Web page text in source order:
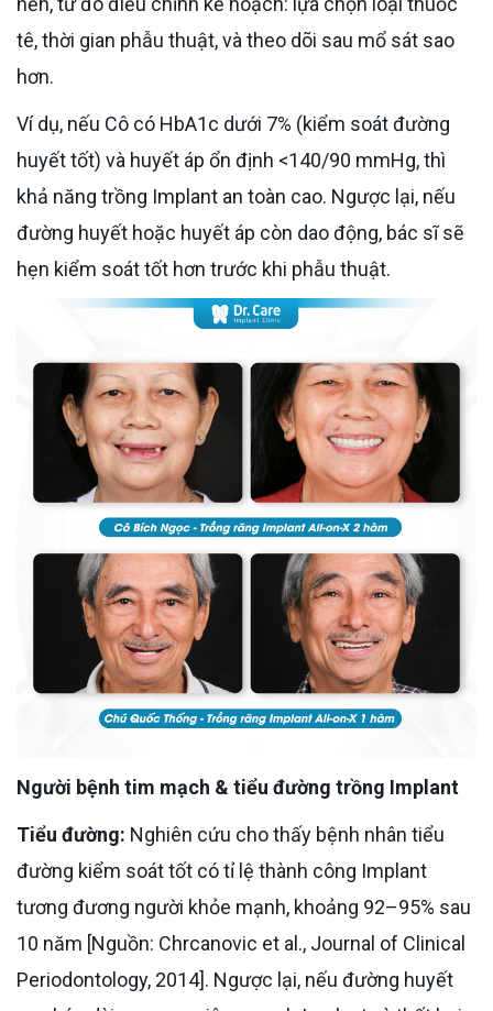
tê, thời gian phẫu thuật, và theo dõi sau mổ sát sao
hơn.
Ví dụ, nếu Cô có HbA1c dưới 7% (kiểm soát đường
huyết tốt) và huyết áp ổn định <140/90 mmHg, thì
khả năng trồng Implant an toàn cao. Ngược lại, nếu
đường huyết hoặc huyết áp còn dao động, bác sĩ sẽ
hẹn kiểm soát tốt hơn trước khi phẫu thuật.
Người bệnh tim mạch & tiểu đường trồng Implant
Tiểu đường: Nghiên cứu cho thấy bệnh nhân tiểu
đường kiểm soát tốt có tỉ lệ thành công Implant
tương đương người khỏe mạnh, khoảng 92–95% sau
10 năm [Nguồn: Chrcanovic et al., Journal of Clinical
Periodontology, 2014]. Ngược lại, nếu đường huyết